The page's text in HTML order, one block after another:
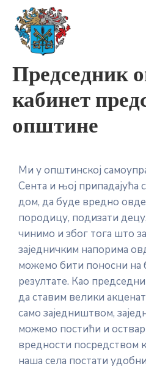
Упознајте
Сенту
Локална
самоуправа
Привреда
Документи
Информатор
управа
Српски
Председник
кабинет
општине
Ми у општинској
Сента и њој припадајућа
дом, да буде вредно
породицу, подизати
чинимо и због тога што
заједничким напорима
можемо бити поносни на
резултате. Као
да ставим велики
само заједништвом,
можемо постићи и
вредности посредством
наша села постати